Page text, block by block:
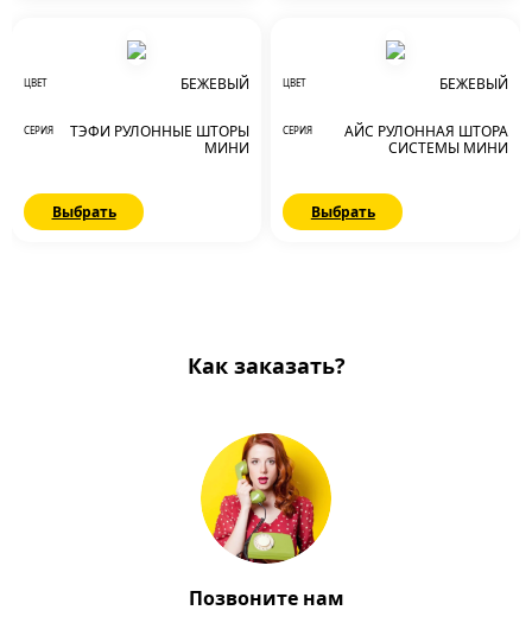
ЦВЕТ БЕЖЕВЫЙ
СЕРИЯ
ТЭФИ РУЛОННЫЕ ШТОРЫ
МИНИ
Выбрать
ЦВЕТ БЕЖЕВЫЙ
СЕРИЯ
АЙС РУЛОННАЯ ШТОРА
СИСТЕМЫ МИНИ
Выбрать
Как заказать?
Позвоните нам